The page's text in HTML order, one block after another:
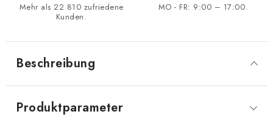
Mehr als 22 810 zufriedene
Kunden.
MO - FR: 9:00 – 17:00
Beschreibung
Produktparameter